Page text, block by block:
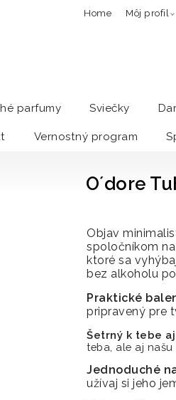
Home Môj profil
parfumy Sviečky
Vernostný program
O´dore
Objav
spoločníkom
ktoré sa
bez alkoholu
Praktické
pripravený pre
Šetrný k tebe
teba, ale aj našu
Jednoduché
užívaj si jeho